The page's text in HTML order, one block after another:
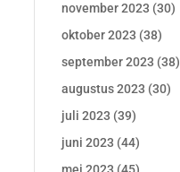
november 2023 (30)
oktober 2023 (38)
september 2023 (38)
augustus 2023 (30)
juli 2023 (39)
juni 2023 (44)